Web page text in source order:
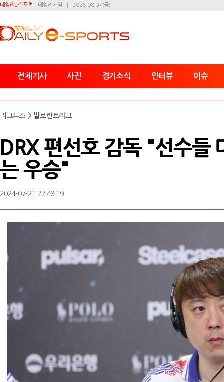
데일리e스포츠 데일리게임 2026.08.07(금)
전체기사 사진 경기소식 인터뷰 이슈
리그뉴스 > 발로란트리그
DRX 편선호 감독 "선수
는 우승"
2024-07-21 22:48:19